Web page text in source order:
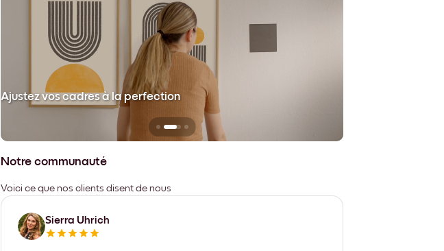
Ajustez vos cadres à la perfection
Notre communauté
Voici ce que nos clients disent de nous
Sierra Uhrich